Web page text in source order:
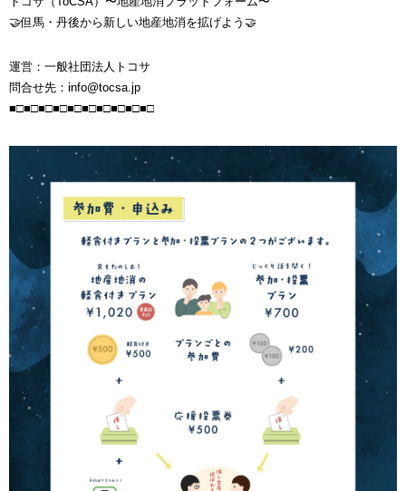
🤝但馬・丹後から新しい地産地消を拡げよう🤝
運営：一般社団法人トコサ
問合せ先：info@tocsa.jp
■□■□■□■□■□■□■□■□■□■□